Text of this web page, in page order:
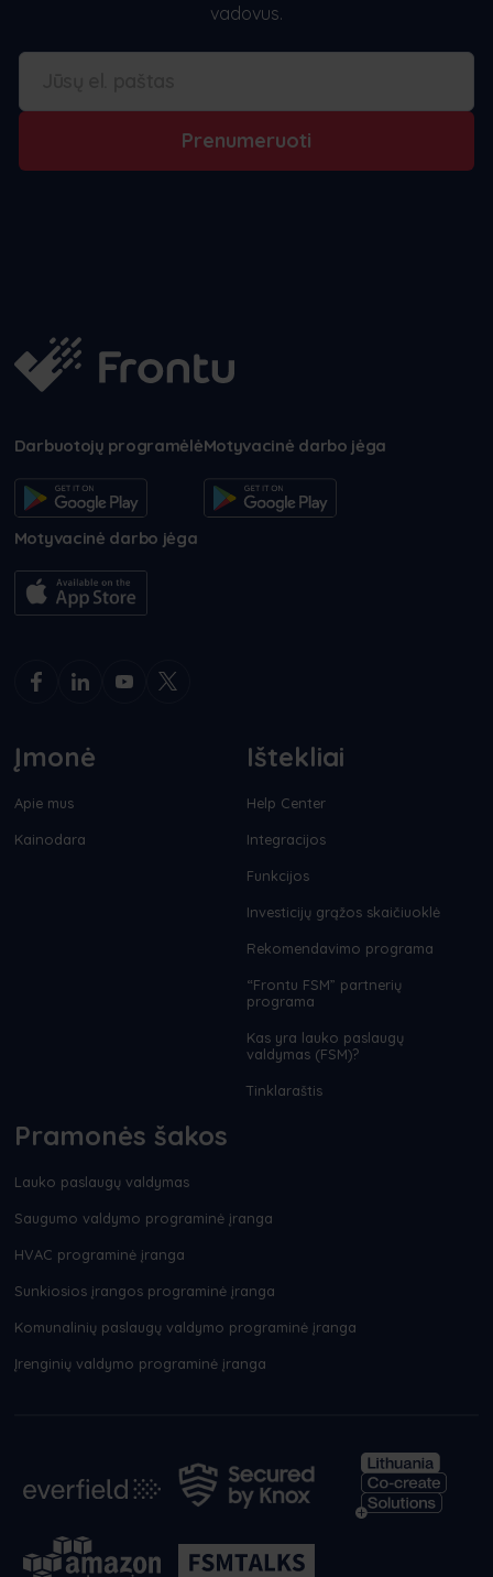
vadovus.
Prenumeruoti
Darbuotojų programėlėMotyvacinė darbo jėga
Motyvacinė darbo jėga
Įmonė
Apie mus
Kainodara
Ištekliai
Help Center
Integracijos
Funkcijos
Investicijų grąžos skaičiuoklė
Rekomendavimo programa
“Frontu FSM” partnerių
programa
Kas yra lauko paslaugų
valdymas (FSM)?
Tinklaraštis
Pramonės šakos
Lauko paslaugų valdymas
Saugumo valdymo programinė įranga
HVAC programinė įranga
Sunkiosios įrangos programinė įranga
Komunalinių paslaugų valdymo programinė įranga
Įrenginių valdymo programinė įranga